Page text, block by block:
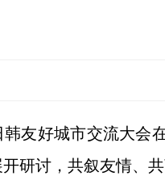
友好城市交流大会
研讨，共叙友情、